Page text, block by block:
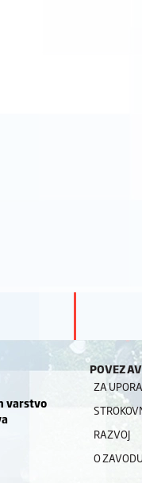
varstvo
ZA
RAZVOJ
O ZAVODU